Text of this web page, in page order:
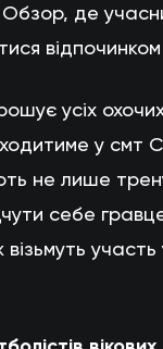
де
відпочинком
усіх
у смт
не лише
себе